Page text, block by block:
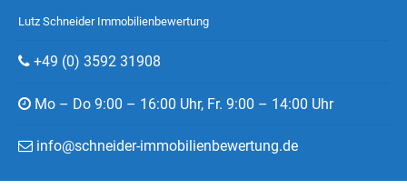
Lutz Schneider Immobilienbewertung
+49 (0) 3592 31908
Mo – Do 9:00 – 16:00 Uhr, Fr. 9:00 – 14:00 Uhr
info@schneider-immobilienbewertung.de